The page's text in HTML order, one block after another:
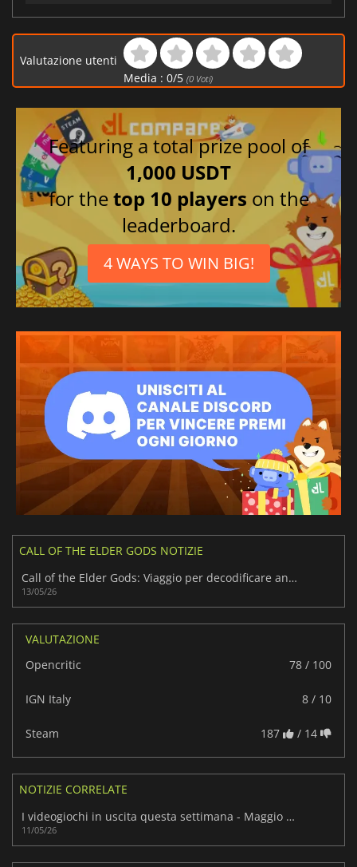
Valutazione utenti
Media : 0/5 (0Voti)
Featuring a total prize pool of
1,000 USDT
for thetop 10 players on the
leaderboard.
4 WAYS TO WIN BIG!
CALL OF THE ELDER GODS NOTIZIE
Call of the Elder Gods: Viaggio per decodificare antichi orrori
13/05/26
VALUTAZIONE
Opencritic
78 / 100
IGN Italy 8 / 10
Steam 187 / 14
NOTIZIE CORRELATE
I videogiochi in uscita questa settimana - Maggio 2026 (Settimana 20)
11/05/26